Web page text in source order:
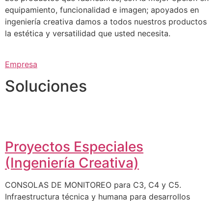
equipamiento, funcionalidad e imagen; apoyados en
ingeniería creativa damos a todos nuestros productos
la estética y versatilidad que usted necesita.
Empresa
Soluciones
Proyectos Especiales
(Ingeniería Creativa)
CONSOLAS DE MONITOREO para C3, C4 y C5.
Infraestructura técnica y humana para desarrollos